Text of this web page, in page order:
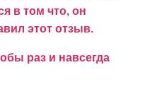
в том что, он
этот отзыв.
раз и навсегда